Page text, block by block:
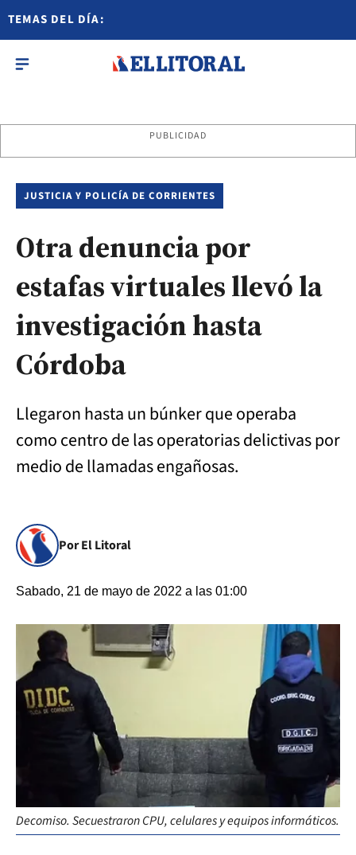
TEMAS DEL DÍA:
PUBLICIDAD
JUSTICIA Y POLICÍA DE CORRIENTES
Otra denuncia por
estafas virtuales llevó la
investigación hasta
Córdoba
Llegaron hasta un búnker que operaba
como centro de las operatorias delictivas por
medio de llamadas engañosas.
Por El Litoral
Sabado, 21 de mayo de 2022 a las 01:00
Decomiso. Secuestraron CPU, celulares y equipos informáticos.